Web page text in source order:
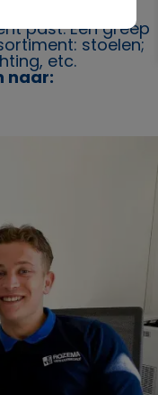
over welke
past. Een greep
stoelen;
etc.
naar: